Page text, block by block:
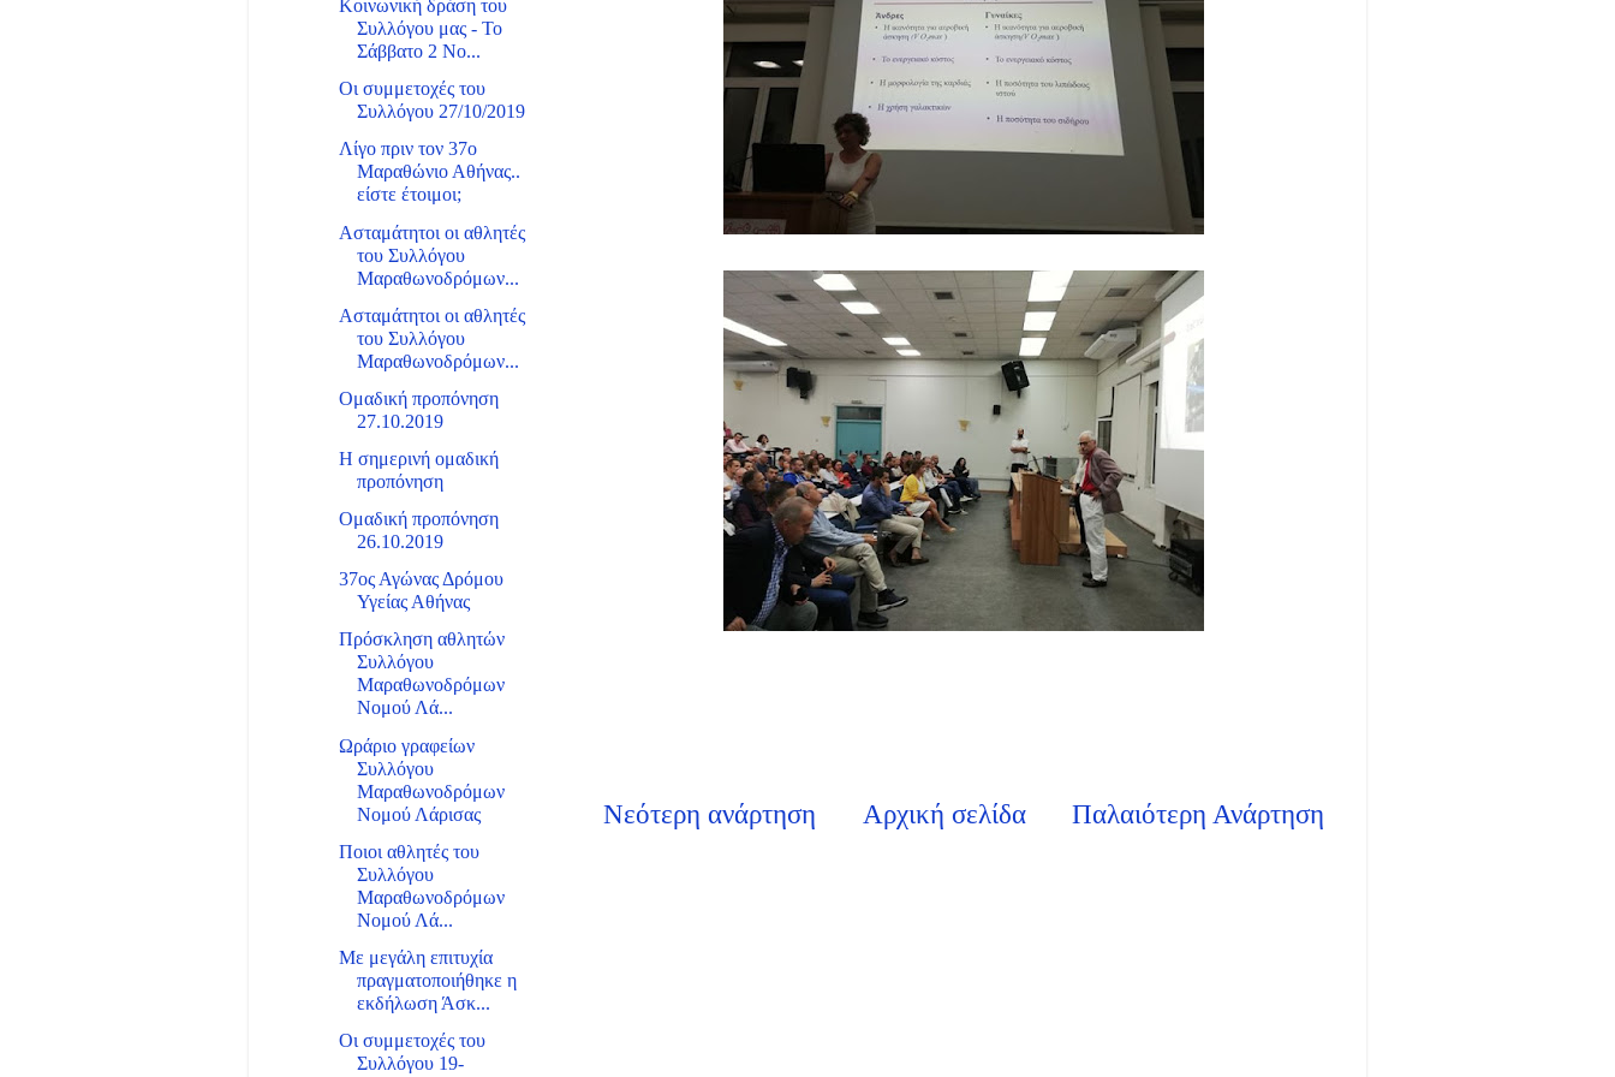
Νεότερη ανάρτηση Παλαιότερη Ανάρτηση
Αρχική σελίδα
Κοινωνική δράση του
Συλλόγου μας - Το
Σάββατο 2 Νο...
Οι συμμετοχές του
Συλλόγου 27/10/2019
Λίγο πριν τον 37ο
Μαραθώνιο Αθήνας..
είστε έτοιμοι;
Ασταμάτητοι οι αθλητές
του Συλλόγου
Μαραθωνοδρόμων...
Ασταμάτητοι οι αθλητές
του Συλλόγου
Μαραθωνοδρόμων...
Ομαδική προπόνηση
27.10.2019
Η σημερινή ομαδική
προπόνηση
Ομαδική προπόνηση
26.10.2019
37ος Αγώνας Δρόμου
Υγείας Αθήνας
Πρόσκληση αθλητών
Συλλόγου
Μαραθωνοδρόμων
Νομού Λά...
Ωράριο γραφείων
Συλλόγου
Μαραθωνοδρόμων
Νομού Λάρισας
Ποιοι αθλητές του
Συλλόγου
Μαραθωνοδρόμων
Νομού Λά...
Με μεγάλη επιτυχία
πραγματοποιήθηκε η
εκδήλωση Άσκ...
Οι συμμετοχές του
Συλλόγου 19-